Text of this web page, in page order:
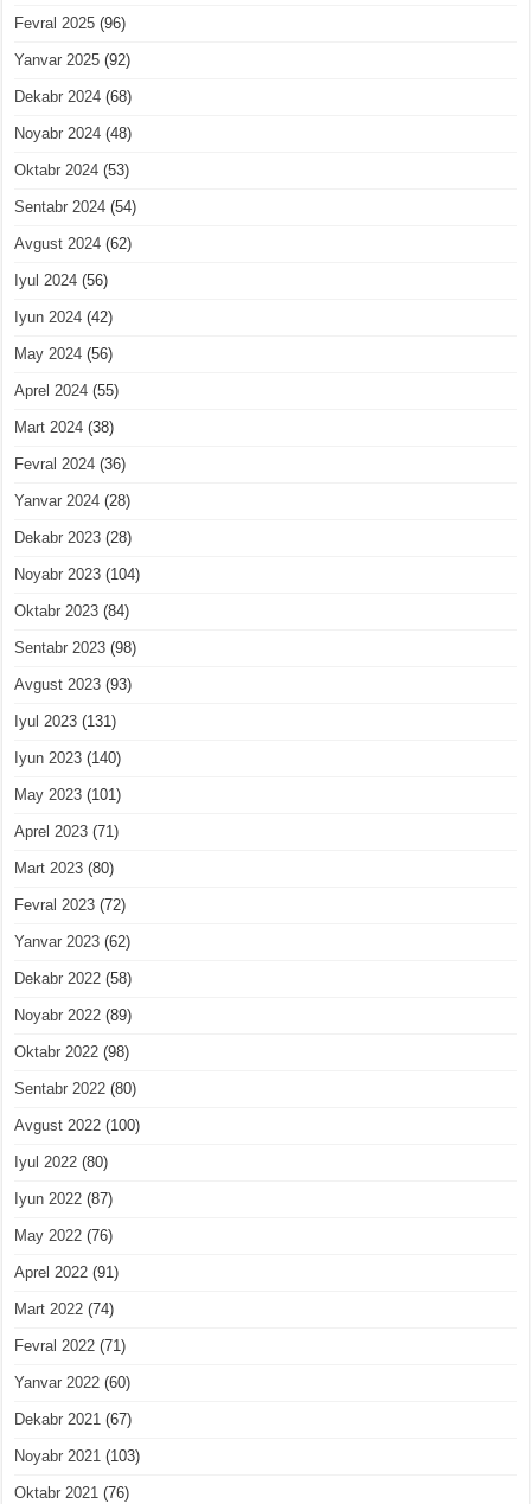
Fevral 2025 (96)
Yanvar 2025 (92)
Dekabr 2024 (68)
Noyabr 2024 (48)
Oktabr 2024 (53)
Sentabr 2024 (54)
Avgust 2024 (62)
Iyul 2024 (56)
Iyun 2024 (42)
May 2024 (56)
Aprel 2024 (55)
Mart 2024 (38)
Fevral 2024 (36)
Yanvar 2024 (28)
Dekabr 2023 (28)
Noyabr 2023 (104)
Oktabr 2023 (84)
Sentabr 2023 (98)
Avgust 2023 (93)
Iyul 2023 (131)
Iyun 2023 (140)
May 2023 (101)
Aprel 2023 (71)
Mart 2023 (80)
Fevral 2023 (72)
Yanvar 2023 (62)
Dekabr 2022 (58)
Noyabr 2022 (89)
Oktabr 2022 (98)
Sentabr 2022 (80)
Avgust 2022 (100)
Iyul 2022 (80)
Iyun 2022 (87)
May 2022 (76)
Aprel 2022 (91)
Mart 2022 (74)
Fevral 2022 (71)
Yanvar 2022 (60)
Dekabr 2021 (67)
Noyabr 2021 (103)
Oktabr 2021 (76)